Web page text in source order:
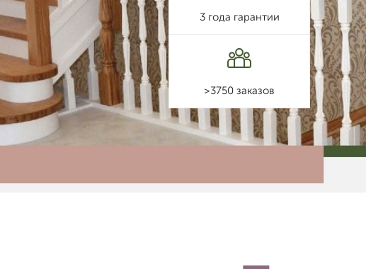
3 года гарантии
>3750 заказов